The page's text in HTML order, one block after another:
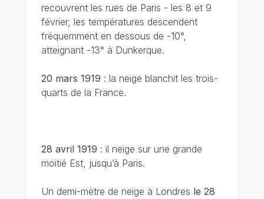
recouvrent les rues de Paris - les 8 et 9
février, les températures descendent
fréquemment en dessous de -10°,
atteignant -13° à Dunkerque.
20 mars 1919 : la neige blanchit les trois-
quarts de la France.
28 avril 1919 : il neige sur une grande
moitié Est, jusqu’à Paris.
Un demi-mètre de neige à Londres le 28